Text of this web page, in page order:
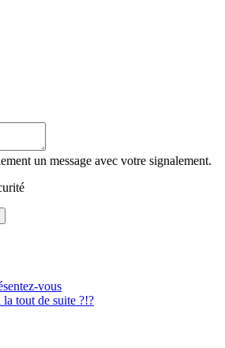
un message avec votre signalement.
vous
tout de suite ?!?